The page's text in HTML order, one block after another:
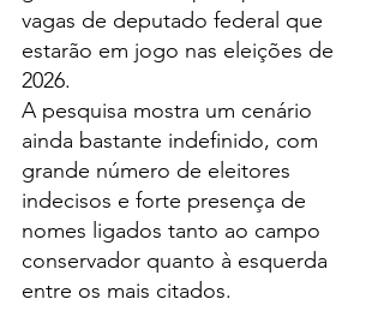
vagas de deputado federal que
estarão em jogo nas eleições de
2026.
A pesquisa mostra um cenário
ainda bastante indefinido, com
grande número de eleitores
indecisos e forte presença de
nomes ligados tanto ao campo
conservador quanto à esquerda
entre os mais citados.